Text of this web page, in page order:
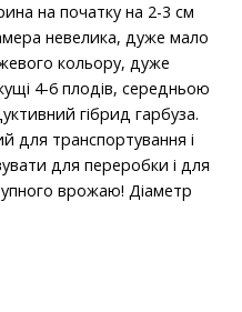
на початку на 2-3 см
невелика, дуже мало
кольору, дуже
4-6 плодів, середньою
гібрид гарбуза.
для транспортування і
для переробки і для
врожаю! Діаметр